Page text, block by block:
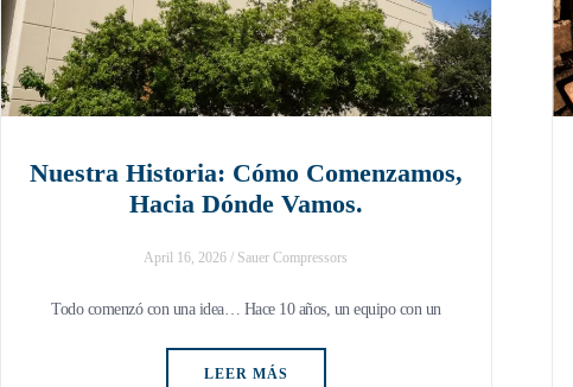
Nuestra Historia: Cómo Comenzamos,
Hacia Dónde Vamos.
April 16, 2026 / Sauer Compressors
Todo comenzó con una idea… Hace 10 años, un equipo con un
LEER MÁS